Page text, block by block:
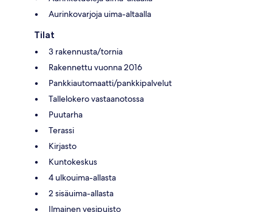
Aurinkovarjoja uima-altaalla
Tilat
3 rakennusta/tornia
Rakennettu vuonna 2016
Pankkiautomaatti/pankkipalvelut
Tallelokero vastaanotossa
Puutarha
Terassi
Kirjasto
Kuntokeskus
4 ulkouima-allasta
2 sisäuima-allasta
Ilmainen vesipuisto